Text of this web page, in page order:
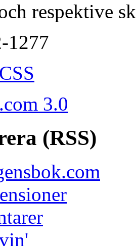
respektive
1277
CSS
3.0
(RSS)